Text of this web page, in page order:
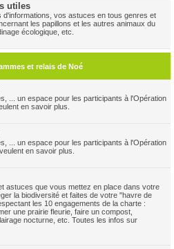
utiles
vos astuces en tous genres et
les papillons et les autres animaux du
écologique, etc.
et relais de Noé
... un espace pour les participants à l'Opération
en savoir plus.
... un espace pour les participants à l'Opération
en savoir plus.
astuces que vous mettez en place dans votre
la biodiversité et faites de votre "havre de
les 10 engagements de la charte :
une prairie fleurie, faire un compost,
nocturne, etc. Toutes les infos sur